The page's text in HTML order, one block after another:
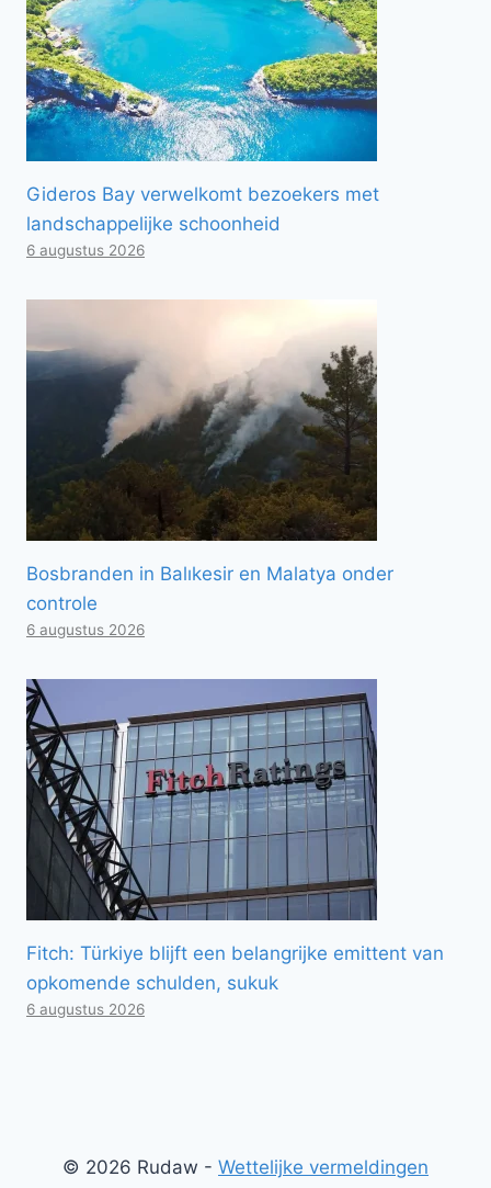
Gideros Bay verwelkomt bezoekers met
landschappelijke schoonheid
6 augustus 2026
Bosbranden in Balıkesir en Malatya onder
controle
6 augustus 2026
Fitch: Türkiye blijft een belangrijke emittent van
opkomende schulden, sukuk
6 augustus 2026
© 2026 Rudaw - Wettelijke vermeldingen